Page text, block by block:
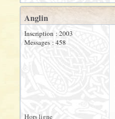
Anglin
Inscription : 2003
Messages : 458
Hors ligne